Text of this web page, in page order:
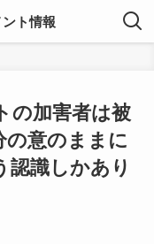
ト情報
の加害者は被
の意のままに
認識しかあり